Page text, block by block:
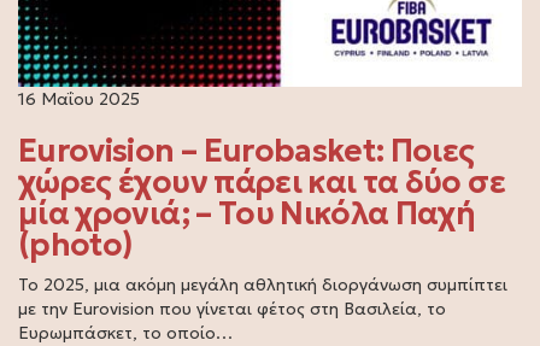
16 Μαΐου 2025
Eurovision – Eurobasket: Ποιες
χώρες έχουν πάρει και τα δύο σε
μία χρονιά; – Του Νικόλα Παχή
(photo)
Το 2025, μια ακόμη μεγάλη αθλητική διοργάνωση συμπίπτει
με την Eurovision που γίνεται φέτος στη Βασιλεία, το
Ευρωμπάσκετ, το οποίο…